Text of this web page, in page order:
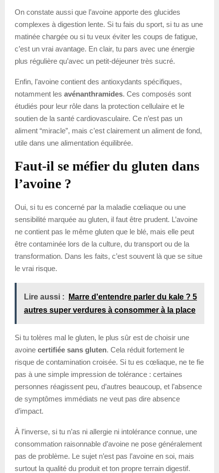
On constate aussi que l’avoine apporte des glucides
complexes à digestion lente. Si tu fais du sport, si tu as une
matinée chargée ou si tu veux éviter les coups de fatigue,
c’est un vrai avantage. En clair, tu pars avec une énergie
plus régulière qu’avec un petit-déjeuner très sucré.
Enfin, l’avoine contient des antioxydants spécifiques,
notamment les avénanthramides. Ces composés sont
étudiés pour leur rôle dans la protection cellulaire et le
soutien de la santé cardiovasculaire. Ce n’est pas un
aliment “miracle”, mais c’est clairement un aliment de fond,
utile dans une alimentation équilibrée.
Faut-il se méfier du gluten dans
l’avoine ?
Oui, si tu es concerné par la maladie cœliaque ou une
sensibilité marquée au gluten, il faut être prudent. L’avoine
ne contient pas le même gluten que le blé, mais elle peut
être contaminée lors de la culture, du transport ou de la
transformation. Dans les faits, c’est souvent là que se situe
le vrai risque.
Lire aussi :
Marre d'entendre parler du kale ? 5
autres super verdures à consommer à la place
Si tu tolères mal le gluten, le plus sûr est de choisir une
avoine certifiée sans gluten. Cela réduit fortement le
risque de contamination croisée. Si tu es cœliaque, ne te fie
pas à une simple impression de tolérance : certaines
personnes réagissent peu, d’autres beaucoup, et l’absence
de symptômes immédiats ne veut pas dire absence
d’impact.
À l’inverse, si tu n’as ni allergie ni intolérance connue, une
consommation raisonnable d’avoine ne pose généralement
pas de problème. Le sujet n’est pas l’avoine en soi, mais
surtout la qualité du produit et ton propre terrain digestif.